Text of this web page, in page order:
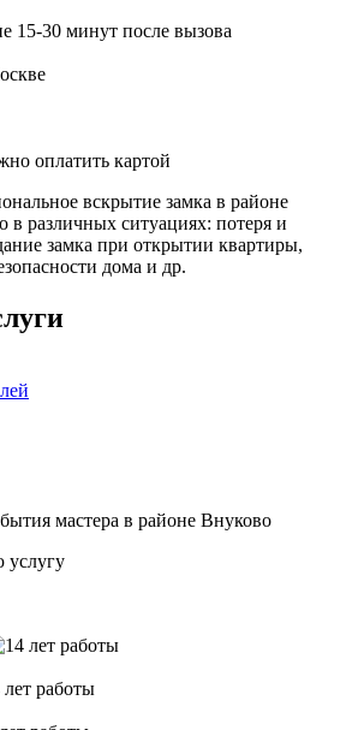
15-30 минут после вызова
оплатить картой
вскрытие замка в районе
в различных ситуациях: потеря и
замка при открытии квартиры,
дома и др.
мастера в районе Внуково